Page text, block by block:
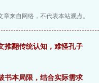
来自网络，不代表本站观点。
推翻传统认知，难怪孔子
书本局限，结合实际需求